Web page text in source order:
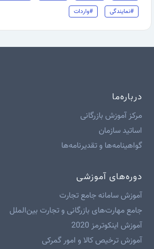
#نمایندگی
#واردات
درباره‌ما
مرکز آموزش بازرگانی
اساتید سازمان
گواهینامه‌ها و تقدیرنامه‌ها
دوره‌های آموزشی
آموزش سامانه جامع تجارت
جامع مهارت‌های بازرگانی و تجارت بین‌الملل
آموزش اینکوترمز 2020
آموزش ترخیص کالا و امور گمرکی